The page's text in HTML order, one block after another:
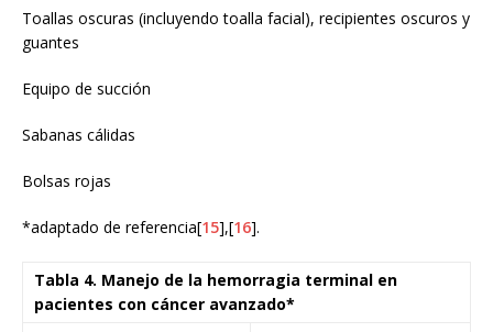
Toallas oscuras (incluyendo toalla facial), recipientes oscuros y
guantes
Equipo de succión
Sabanas cálidas
Bolsas rojas
*adaptado de referencia[15],[16].
Tabla 4. Manejo de la hemorragia terminal en
pacientes con cáncer avanzado*